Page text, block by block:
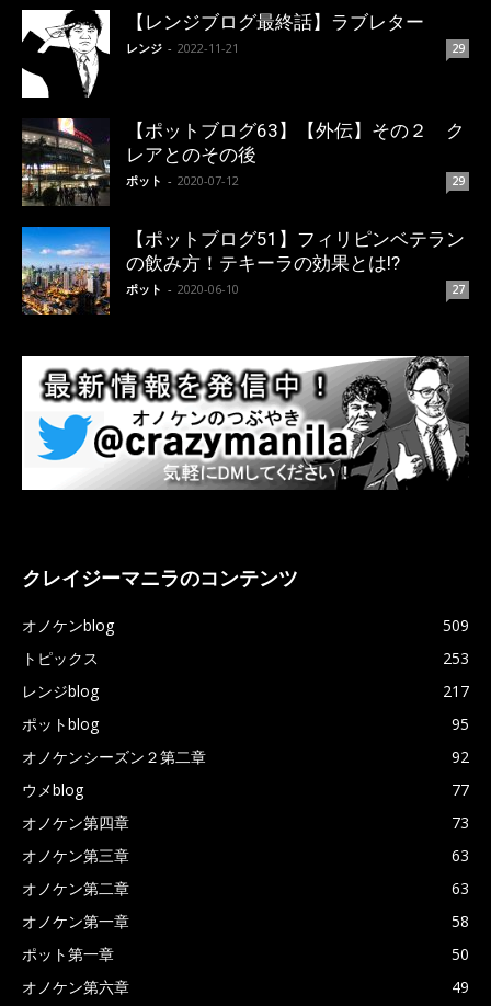
【レンジブログ最終話】ラブレター
レンジ - 2022-11-21 29
【ポットブログ63】【外伝】その２ ク
レアとのその後
ポット - 2020-07-12 29
【ポットブログ51】フィリピンベテラン
の飲み方！テキーラの効果とは!?
ポット - 2020-06-10 27
クレイジーマニラのコンテンツ
オノケンblog
509
トピックス
253
レンジblog
217
ポットblog
95
オノケンシーズン２第二章
92
ウメblog
77
オノケン第四章
73
オノケン第三章
63
オノケン第二章
63
オノケン第一章
58
ポット第一章
50
オノケン第六章
49